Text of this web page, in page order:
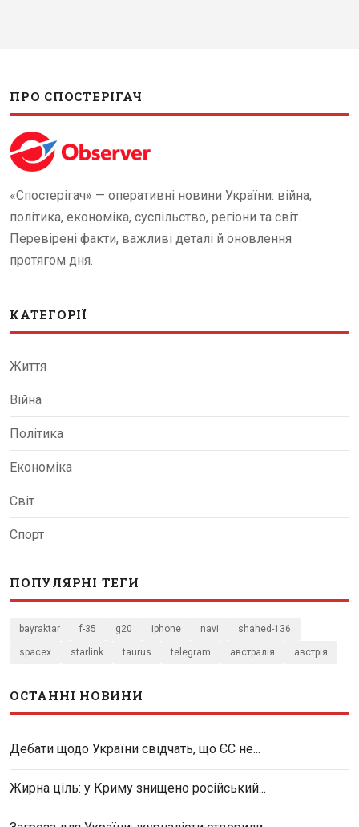
ПРО СПОСТЕРІГАЧ
«Спостерігач» — оперативні новини України: війна,
політика, економіка, суспільство, регіони та світ.
Перевірені факти, важливі деталі й оновлення
протягом дня.
КАТЕГОРІЇ
Життя
Війна
Політика
Економіка
Світ
Спорт
ПОПУЛЯРНІ ТЕГИ
bayraktar f-35 g20 iphone navi shahed-136
spacex starlink taurus telegram австралія австрія
ОСТАННІ НОВИНИ
Дебати щодо України свідчать, що ЄС не...
Жирна ціль: у Криму знищено російський...